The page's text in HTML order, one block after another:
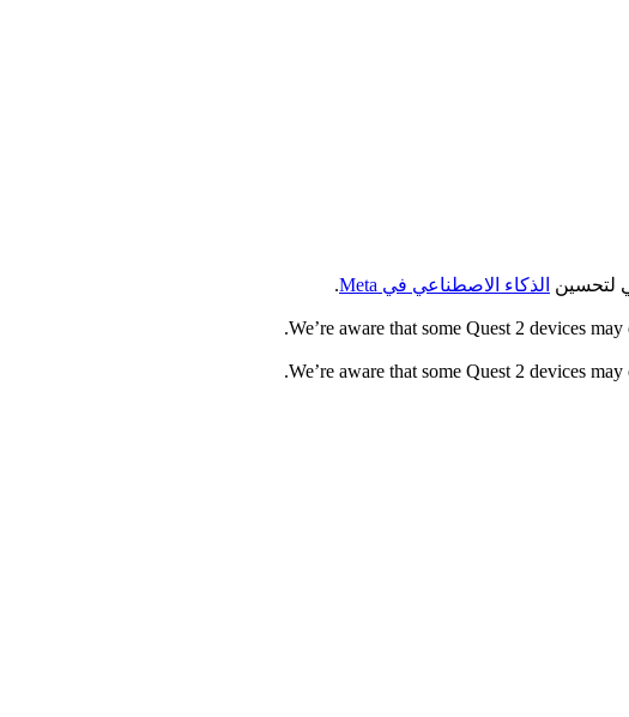
الذكاء الاصطناعي في Meta
.
We’re aware that some Quest 2 devices
We’re aware that some Quest 2 devices